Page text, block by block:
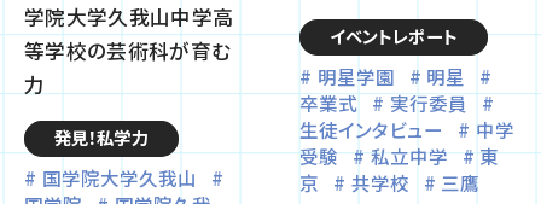
学院大学久我山中学高
等学校の芸術科が育む
力
発見！私学力
国学院大学久我山
イベントレポート
明星学園
明星
卒業式
実行委員
生徒インタビュー
中学
受験
私立中学
東
京
共学校 三鷹